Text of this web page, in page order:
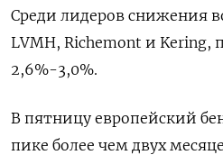
Среди лидеров снижения
LVMH, Richemont и Kering,
2,6%-3,0%.
В пятницу европейский
пике более чем двух